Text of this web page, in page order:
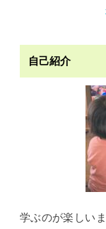
自己紹介
学ぶのが楽しい